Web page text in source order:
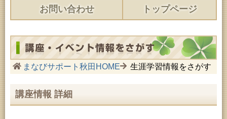
お問い合わせ トップページ
まなびサポート秋田HOME 生涯学習情報をさがす
講座情報 詳細